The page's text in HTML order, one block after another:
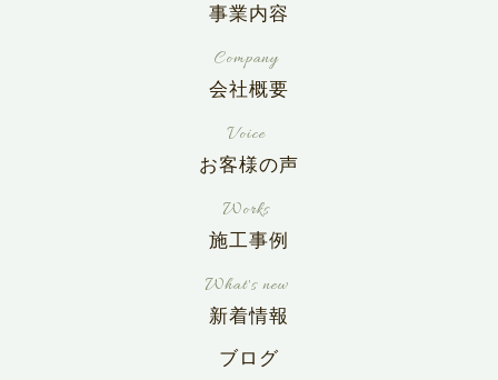
事業内容
会社概要
お客様の声
施工事例
新着情報
ブログ